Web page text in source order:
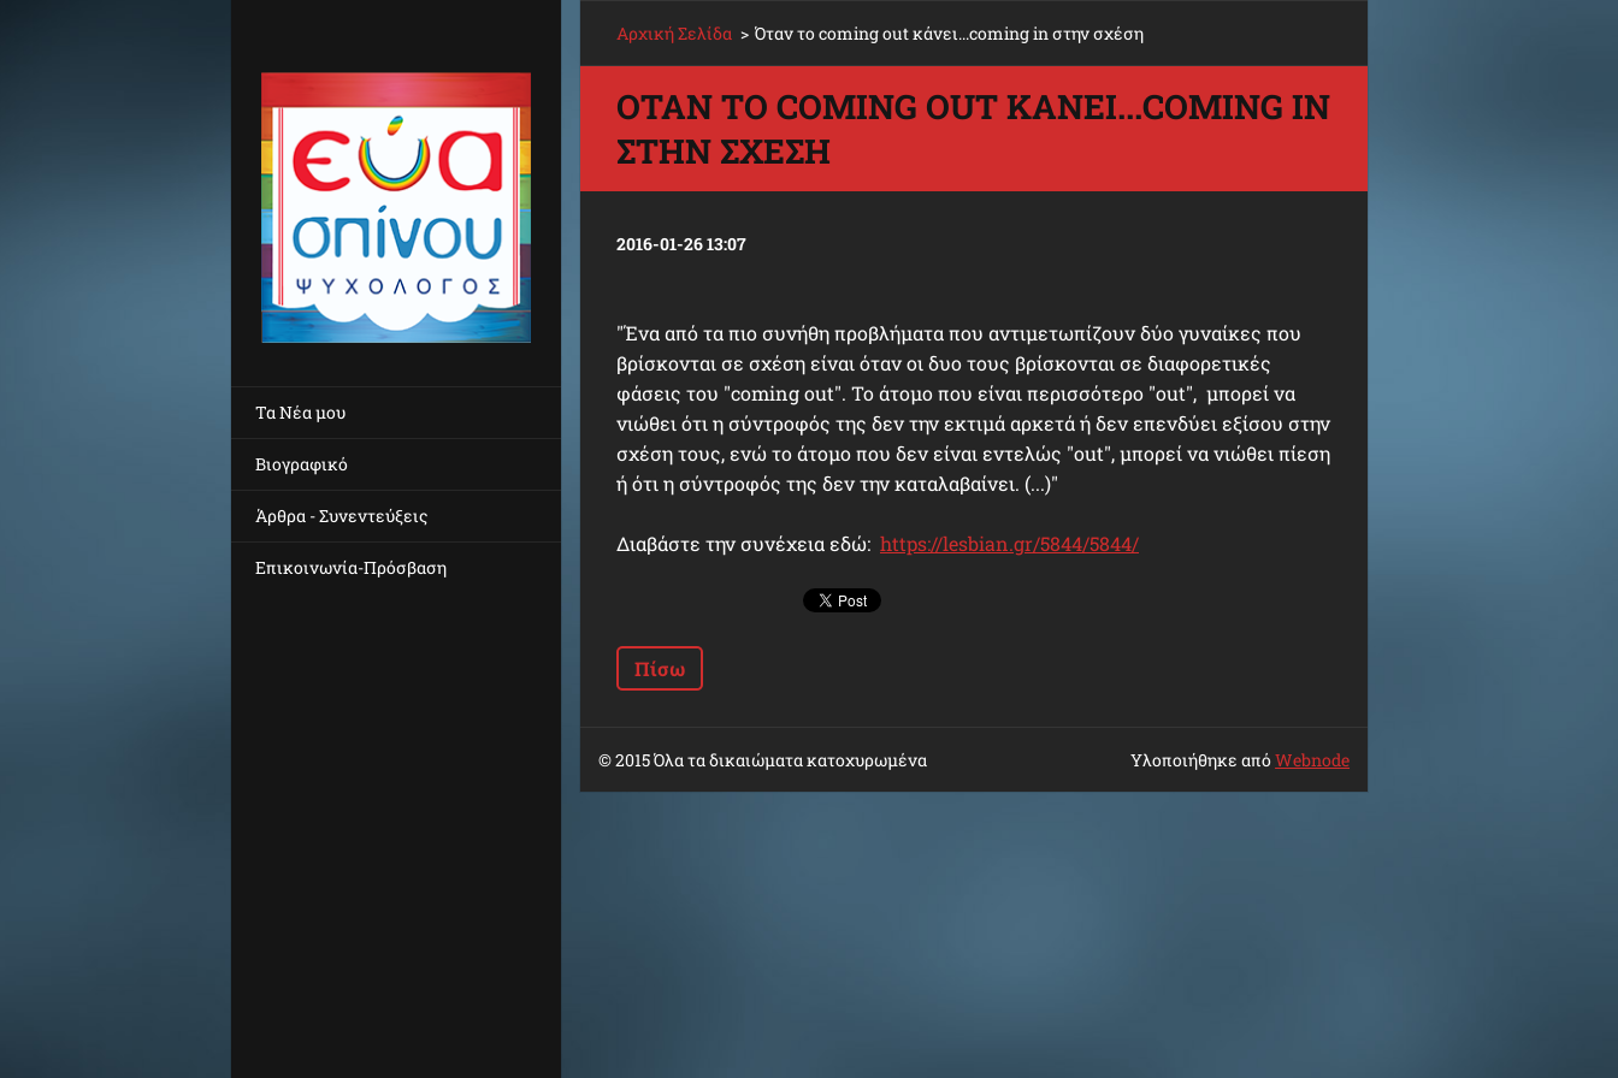
Τα Νέα μου
Βιογραφικό
Άρθρα - Συνεντεύξεις
Επικοινωνία-Πρόσβαση
Αρχική Σελίδα > Όταν το coming out κάνει...coming in στην σχέση
ΌΤΑΝ ΤΟ COMING OUT ΚΆΝΕΙ...COMING IN
ΣΤΗΝ ΣΧΈΣΗ
2016-01-26 13:07
"Ένα από τα πιο συνήθη προβλήματα που αντιμετωπίζουν δύο γυναίκες που
βρίσκονται σε σχέση είναι όταν οι δυο τους βρίσκονται σε διαφορετικές
φάσεις του "coming out". Το άτομο που είναι περισσότερο "out", μπορεί να
νιώθει ότι η σύντροφός της δεν την εκτιμά αρκετά ή δεν επενδύει εξίσου στην
σχέση τους, ενώ το άτομο που δεν είναι εντελώς "out", μπορεί να νιώθει πίεση
ή ότι η σύντροφός της δεν την καταλαβαίνει. (...)"
Διαβάστε την συνέχεια εδώ: https://lesbian.gr/5844/5844/
Πίσω
© 2015 Όλα τα δικαιώματα κατοχυρωμένα Υλοποιήθηκε απόWebnode